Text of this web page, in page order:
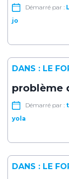
Démarré par :
jo
problème
Démarré par :
yola
DANS : LE
DANS : LE